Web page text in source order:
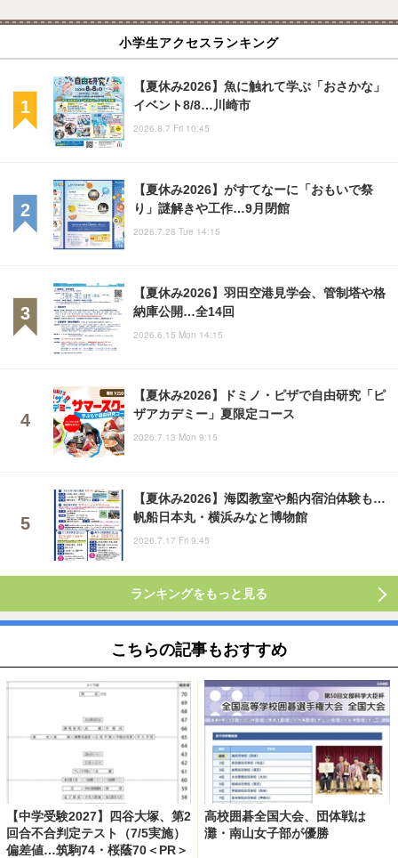
小学生アクセスランキング
【夏休み2026】魚に触れて学ぶ「おさかな」
イベント8/8…川崎市
2026.8.7 Fri 10:45
【夏休み2026】がすてなーに「おもいで祭
り」謎解きや工作…9月閉館
2026.7.28 Tue 14:15
【夏休み2026】羽田空港見学会、管制塔や格
納庫公開…全14回
2026.6.15 Mon 14:15
【夏休み2026】ドミノ・ピザで自由研究「ピ
ザアカデミー」夏限定コース
2026.7.13 Mon 9:15
【夏休み2026】海図教室や船内宿泊体験も…
帆船日本丸・横浜みなと博物館
2026.7.17 Fri 9:45
ランキングをもっと見る
こちらの記事もおすすめ
【中学受験2027】四谷大塚、第2
回合不合判定テスト（7/5実施）
偏差値…筑駒74・桜蔭70＜PR＞
高校囲碁全国大会、団体戦は
灘・南山女子部が優勝